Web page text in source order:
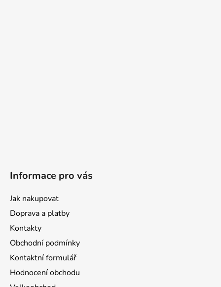
Informace pro vás
Jak nakupovat
Doprava a platby
Kontakty
Obchodní podmínky
Kontaktní formulář
Hodnocení obchodu